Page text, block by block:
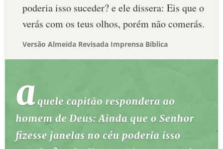
poderia isso suceder? e ele dissera: Eis que o
verás com os teus olhos, porém não comerás.
Versão Almeida Revisada Imprensa Bíblica